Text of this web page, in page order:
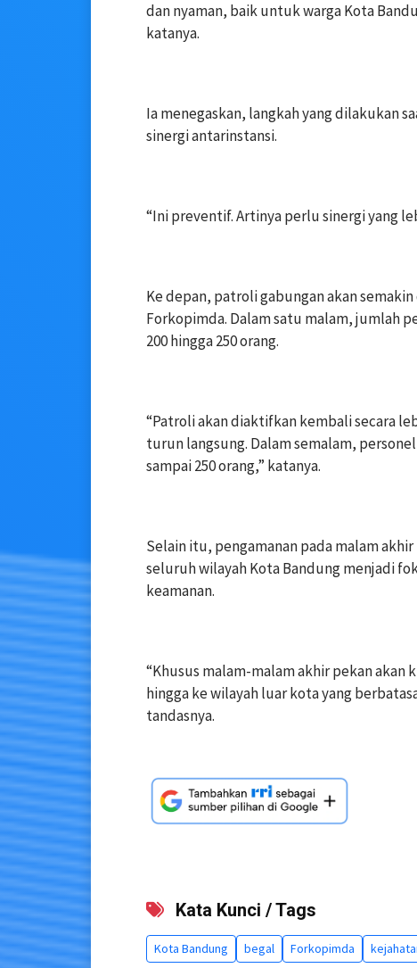
dan nyaman, baik untuk warga Kota
katanya.
‎Ia menegaskan, langkah yang dilakukan
sinergi antarinstansi.
‎“Ini preventif. Artinya perlu sinergi yang
‎Ke depan, patroli gabungan akan
Forkopimda. Dalam satu malam, jumlah
200 hingga 250 orang.
‎“Patroli akan diaktifkan kembali secara
turun langsung. Dalam semalam,
sampai 250 orang,” katanya.
‎Selain itu, pengamanan pada malam
seluruh wilayah Kota Bandung menjadi
keamanan.
‎“Khusus malam-malam akhir pekan
hingga ke wilayah luar kota yang
tandasnya.
Kata Kunci / Tags
Kota Bandung begal Forkopimda